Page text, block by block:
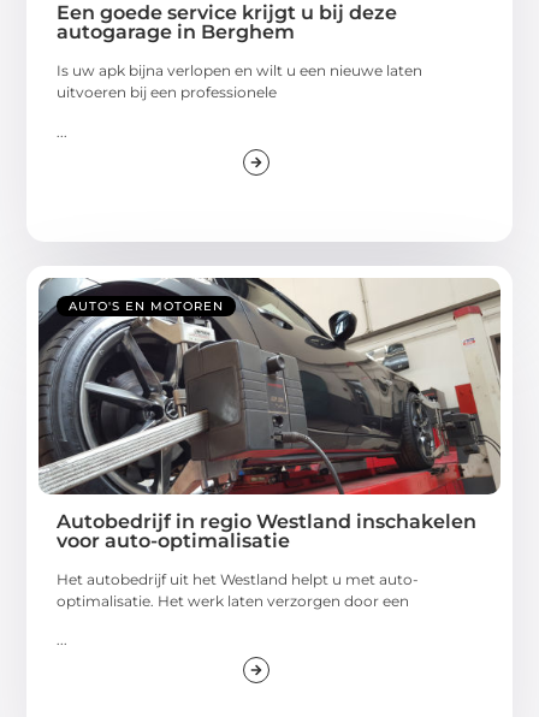
Een goede service krijgt u bij deze
autogarage in Berghem
Is uw apk bijna verlopen en wilt u een nieuwe laten
uitvoeren bij een professionele
AUTO'S EN MOTOREN
Autobedrijf in regio Westland inschakelen
voor auto-optimalisatie
Het autobedrijf uit het Westland helpt u met auto-
optimalisatie. Het werk laten verzorgen door een
...